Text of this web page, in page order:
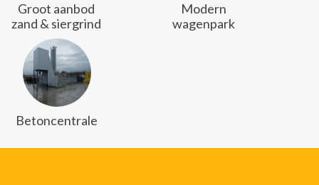
Groot aanbod
zand & siergrind
Modern
wagenpark
Betoncentrale